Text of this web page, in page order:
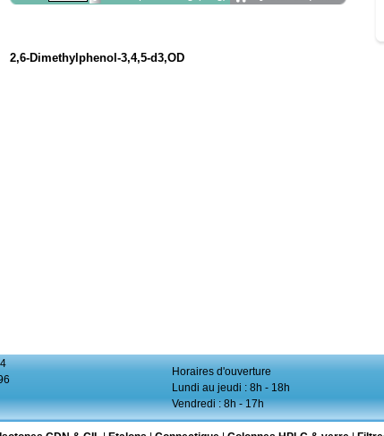
2,6-Dimethylphenol-3,4,5-d3,OD
Horaires d'ouverture
Lundi au jeudi : 8h - 18h
Vendredi : 8h - 17h